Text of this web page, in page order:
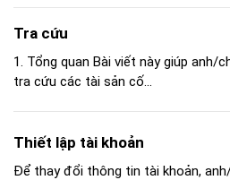
Tra cứu
1. Tổng quan Bài viết này giúp anh/
tra cứu các tài sản cố...
Thiết lập tài khoản
Để thay đổi thông tin tài khoản,